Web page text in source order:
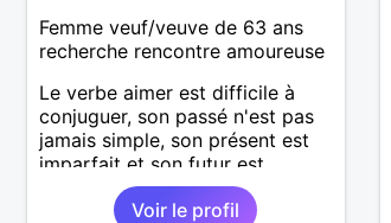
Femme veuf/veuve de 63 ans
recherche rencontre amoureuse
Le verbe aimer est difficile à
conjuguer, son passé n'est pas
jamais simple, son présent est
imparfait et son futur est
conditionnel.
Voir le profil